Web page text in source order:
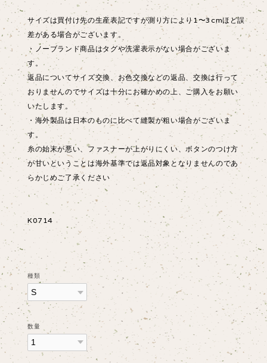
サイズは買付け先の生産表記ですが測り方により1〜3cmほど誤
差がある場合がございます。
・ノーブランド商品はタグや洗濯表示がない場合がございま
す。
返品についてサイズ交換、お色交換などの返品、交換は行って
おりませんのでサイズは十分にお確かめの上、ご購入をお願い
いたします。
・海外製品は日本のものに比べて縫製が粗い場合がございま
す。
糸の始末が悪い、ファスナーが上がりにくい、ボタンのつけ方
が甘いということは海外基準では返品対象となりませんのであ
らかじめご了承ください
K0714
種類
数量